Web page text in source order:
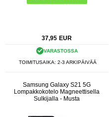
37,95 EUR
VARASTOSSA
TOIMITUSAIKA: 2-3 ARKIPÄIVÄÄ
Samsung Galaxy S21 5G
Lompakkokotelo Magneettisella
Sulkijalla - Musta